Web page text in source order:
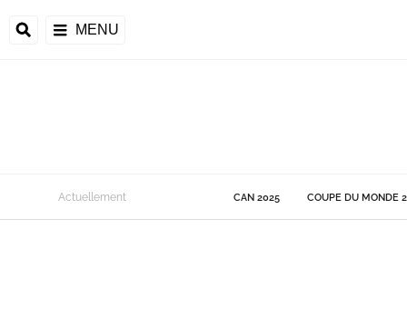
MENU
de la CAF
Actuellement CAN 2025 COUPE DU MONDE